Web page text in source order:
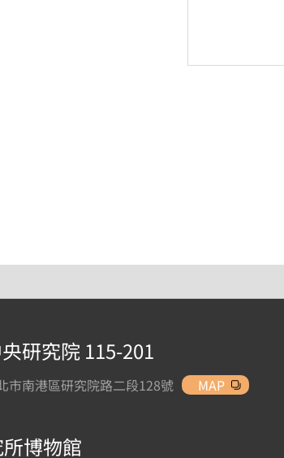
研究院 115-201
市南港區研究院路二段128號 MAP
博物館